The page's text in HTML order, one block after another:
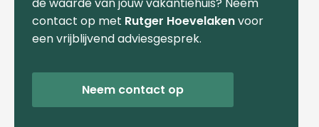
contact op met Rutger Hoevelakenvoor
een vrijblijvend adviesgesprek.
Neem contact op